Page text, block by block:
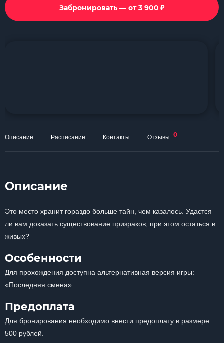
Забронировать — от 3 900 ₽
Описание Расписание Контакты Отзывы 0
Описание
Это место хранит гораздо больше тайн, чем казалось. Удастся
ли вам доказать существование призраков, при этом остаться в
живых?
Особенности
Для прохождения доступна альтернативная версия игры:
«Последняя смена».
Предоплата
Для бронирования необходимо внести предоплату в размере
500 рублей.